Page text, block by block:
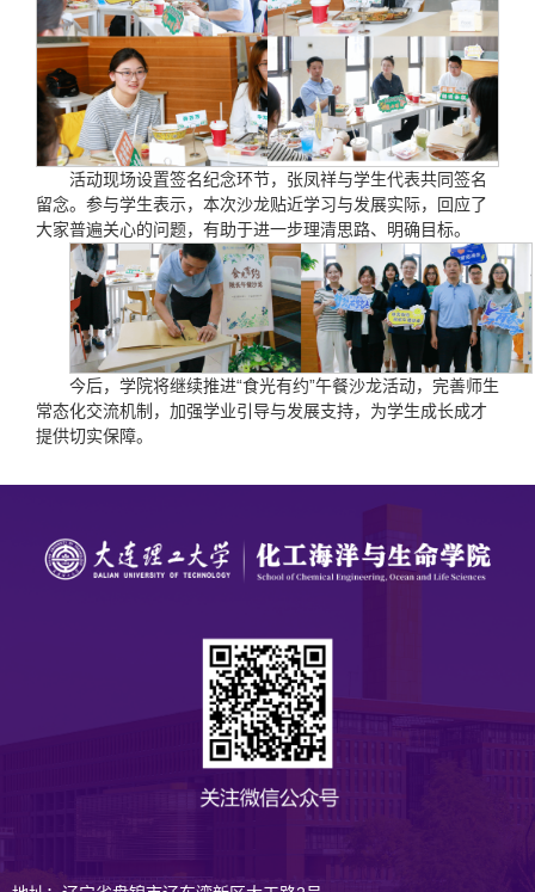
活动现场设置签名纪念环节，张凤祥与学生代表共同签名
留念。参与学生表示，本次沙龙贴近学习与发展实际，回应了
大家普遍关心的问题，有助于进一步理清思路、明确目标。
今后，学院将继续推进“食光有约”午餐沙龙活动，完善师生
常态化交流机制，加强学业引导与发展支持，为学生成长成才
提供切实保障。